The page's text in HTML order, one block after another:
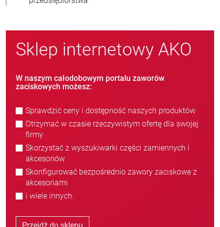
Sklep internetowy AKO
W naszym całodobowym portalu zaworów
zaciskowych możesz:
Sprawdzić ceny i dostępność naszych produktów
Otrzymać w czasie rzeczywistym ofertę dla swojej
firmy
Skorzystać z wyszukiwarki części zamiennych i
akcesoriów
Skonfigurować bezpośrednio zawory zaciskowe z
akcesoriami
i wiele innych.